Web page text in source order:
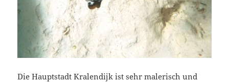
Die Hauptstadt Kralendijk ist sehr malerisch und